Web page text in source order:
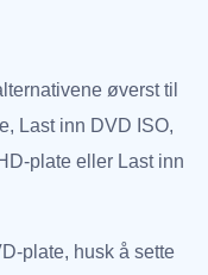
øverst til
Last inn DVD ISO,
plate eller Last inn
plate, husk å sette